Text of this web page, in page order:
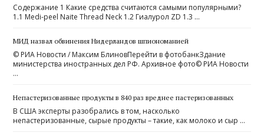
Содержание 1 Какие средства считаются самыми популярными?
1.1 Medi-peel Naite Thread Neck 1.2 Гиалурол ZD 1.3 …
МИД назвал обвинения Нидерландов шпиономанией
© РИА Новости / Максим БлиновПерейти в фотобанкЗдание
министерства иностранных дел РФ. Архивное фото© РИА Новости
…
Непастеризованные продукты в 840 раз вреднее пастеризованных
В США эксперты разобрались в том, насколько
непастеризованные, сырые продукты – такие, как молоко и сыр …